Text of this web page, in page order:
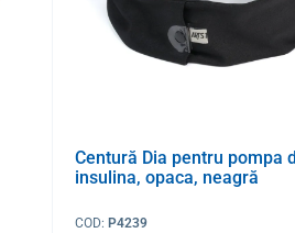
Centură Dia pentru pompa
insulina, opaca, neagră
COD: P4239